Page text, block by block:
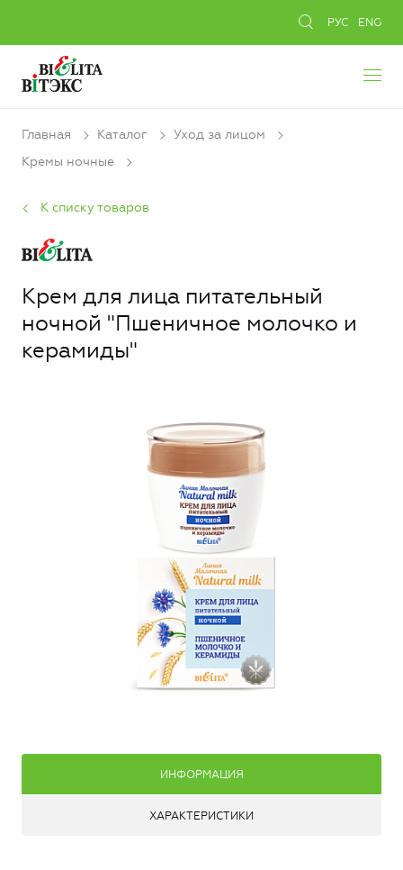
РУС ENG
Главная Каталог
Уход за лицом
Кремы ночные
К списку товаров
Крем для лица питательный
ночной "Пшеничное молочко и
керамиды"
ИНФОРМАЦИЯ
ХАРАКТЕРИСТИКИ